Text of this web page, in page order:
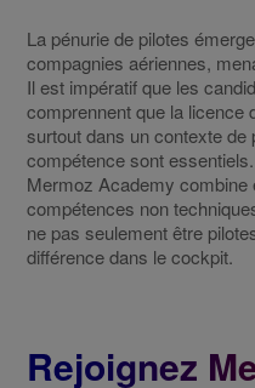
La pénurie de pilotes
compagnies aériennes,
Il est impératif que les
comprennent que la licence
surtout dans un contexte
compétence sont
Mermoz Academy combine
compétences non
ne pas seulement être
différence dans le cockpit.
Rejoignez